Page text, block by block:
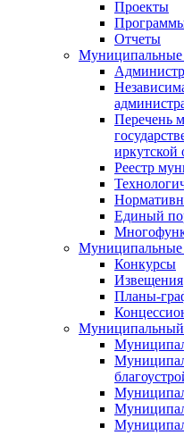
Проекты
Отчеты
Муниципальные
Перечень
иркутской
Реестр
Единый
Муниципальные
Конкурсы
Извещения
Планы-
Муниципальный